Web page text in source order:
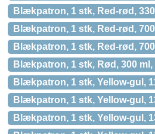
Blækpatron, 1 stk, Red-rød,
Blækpatron, 1 stk, Red-rød,
Blækpatron, 1 stk, Red-rød,
Blækpatron, 1 stk, Rød, 300 ml,
Blækpatron, 1 stk, Yellow-gul,
Blækpatron, 1 stk, Yellow-gul,
Blækpatron, 1 stk, Yellow-gul,